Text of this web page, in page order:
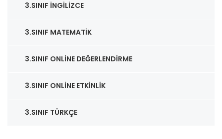
3.SINIF İNGILIZCE
3.SINIF MATEMATIK
3.SINIF ONLINE DEĞERLENDIRME
3.SINIF ONLINE ETKINLIK
3.SINIF TÜRKÇE